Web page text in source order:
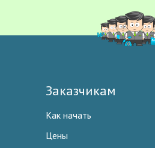
Заказчикам
Как начать
Цены